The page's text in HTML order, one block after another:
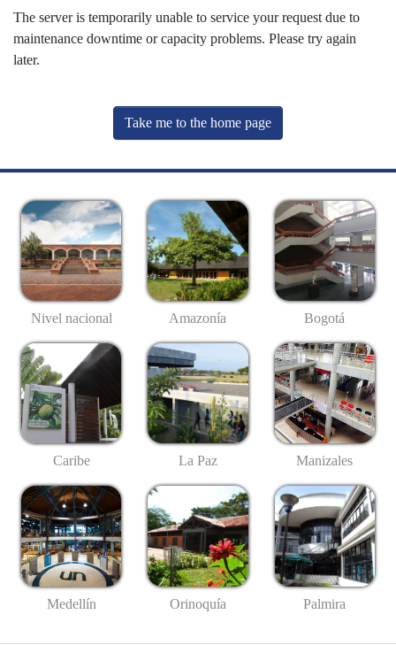
The server is temporarily unable to service your request due to
maintenance downtime or capacity problems. Please try again
later.
Take me to the home page
Nivel nacional Amazonía Bogotá
Caribe La Paz Manizales
Medellín Orinoquía Palmira